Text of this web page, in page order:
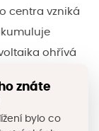
centra vzniká
ohřívá
svého
. Starosta
znáte
bylo co